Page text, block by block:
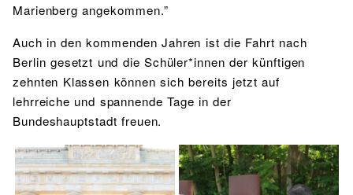
Marienberg angekommen.”
Auch in den kommenden Jahren ist die Fahrt nach
Berlin gesetzt und die Schüler*innen der künftigen
zehnten Klassen können sich bereits jetzt auf
lehrreiche und spannende Tage in der
Bundeshauptstadt freuen.